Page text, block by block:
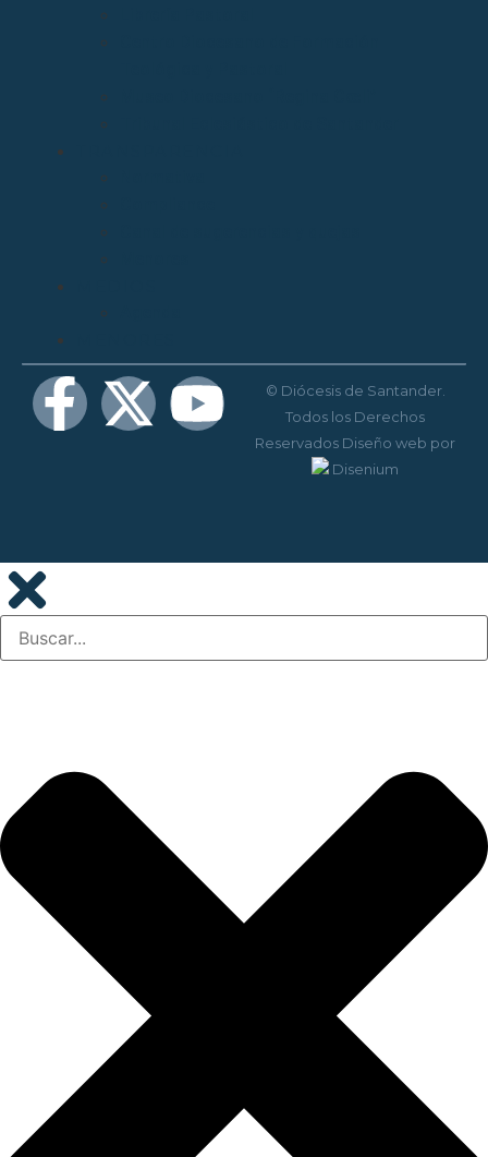
© Diócesis de Santander.
Todos los Derechos
Reservados Diseño web por
Disenium